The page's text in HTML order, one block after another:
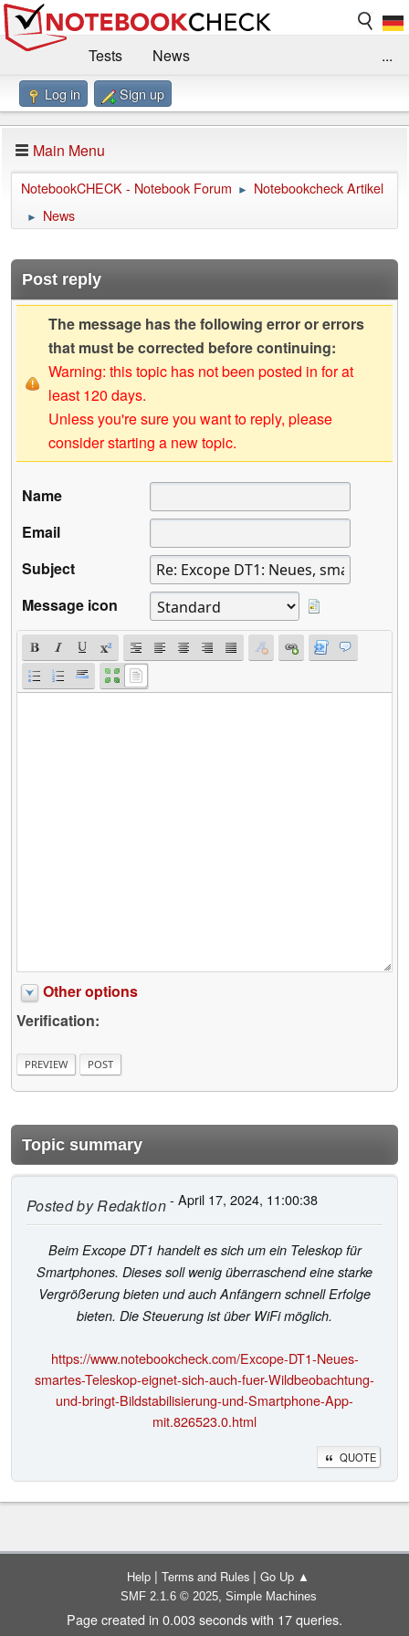
Tests
News
Benchmarks / Technik
Forum
Impressum
...
Log in Sign up
Main Menu
NotebookCHECK - Notebook Forum ► Notebookcheck Artikel
► News
Post reply
The message has the following error or errors
that must be corrected before continuing:
Warning: this topic has not been posted in for at
least 120 days.
Unless you're sure you want to reply, please
consider starting a new topic.
Name
Email
Subject
Message icon
Other options
Verification:
Topic summary
Posted byRedaktion- April 17, 2024, 11:00:38
Beim Excope DT1 handelt es sich um ein Teleskop für
Smartphones. Dieses soll wenig überraschend eine starke
Vergrößerung bieten und auch Anfängern schnell Erfolge
bieten. Die Steuerung ist über WiFi möglich.
https://www.notebookcheck.com/Excope-DT1-Neues-
smartes-Teleskop-eignet-sich-auch-fuer-Wildbeobachtung-
und-bringt-Bildstabilisierung-und-Smartphone-App-
mit.826523.0.html
QUOTE
Help | Terms and Rules | Go Up ▲
SMF 2.1.6 © 2025, Simple Machines
Page created in 0.003 seconds with 17 queries.